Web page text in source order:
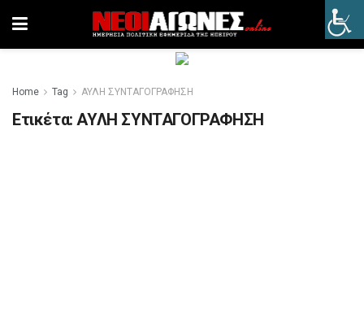
Home Tag ΑΥΛΗ ΣΥΝΤΑΓΟΓΡΑΦΗΣΗ
Ετικέτα:ΑΥΛΗ ΣΥΝΤΑΓΟΓΡΑΦΗΣΗ